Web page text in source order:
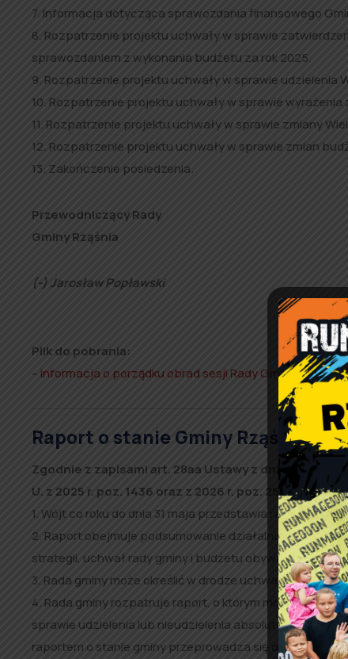
7. Informacja dotycząca sprawozdania finansowego
8. Rozpatrzenie projektu uchwały w sprawie
sprawozdaniem z wykonania budżetu za rok 2025.
9. Rozpatrzenie projektu uchwały w sprawie udzielenia
10. Rozpatrzenie projektu uchwały w sprawie
11. Rozpatrzenie projektu uchwały w sprawie zmiany
12. Rozpatrzenie projektu uchwały w sprawie zmian
13. Zakończenie posiedzenia.
Przewodniczący Rady
Gminy Rząśnia
(-) Jarosław Popławski
Plik do pobrania:
– informacja o porządku obrad sesji Rady Gminy
Raport o stanie Gminy Rząśnia za
Zgodnie z zapisami art. 28aa Ustawy z dnia 8 marca
U. z 2025 r. poz. 1436 oraz z 2026 r. poz. 252):
1. Wójt co roku do dnia 31 maja przedstawia radzie gminy
2. Raport obejmuje podsumowanie działalności wójta
strategii, uchwał rady gminy i budżetu obywatelskiego.
3. Rada gminy może określić w drodze uchwały
4. Rada gminy rozpatruje raport, o którym mowa w ust.
sprawie udzielenia lub nieudzielenia absolutorium
raportem o stanie gminy przeprowadza się debatę.